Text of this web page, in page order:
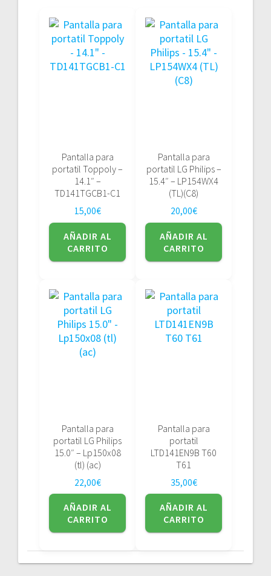
Pantalla para
portatil Toppoly –
14.1″ –
TD141TGCB1-C1
15,00€
AÑADIR AL
CARRITO
Pantalla para
portatil LG Philips –
15.4″ – LP154WX4
(TL)(C8)
20,00€
AÑADIR AL
CARRITO
Pantalla para
portatil LG Philips
15.0″ – Lp150x08
(tl) (ac)
22,00€
AÑADIR AL
CARRITO
Pantalla para
portatil
LTD141EN9B T60
T61
35,00€
AÑADIR AL
CARRITO